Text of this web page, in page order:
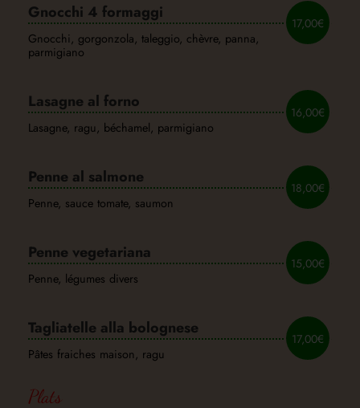
Gnocchi 4 formaggi
17,00€
Gnocchi, gorgonzola, taleggio, chèvre, panna,
parmigiano
Lasagne al forno
16,00€
Lasagne, ragu, béchamel, parmigiano
Penne al salmone
18,00€
Penne, sauce tomate, saumon
Penne vegetariana
15,00€
Penne, légumes divers
Tagliatelle alla bolognese
17,00€
Pâtes fraiches maison, ragu
Plats